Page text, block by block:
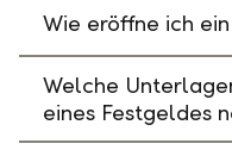
Wie eröffne ich
Welche
eines Festgeldes